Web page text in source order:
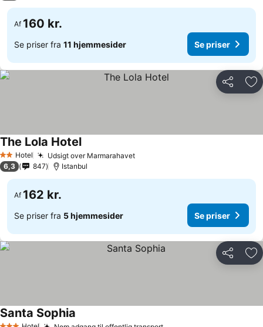
Af 160 kr.
Se priser fra 11 hjemmesider Se priser
Del
2 Stjerner
Hotel Udsigt over MarmarahavetSe priser
The Lola HotelSe priser
6,3 847 Istanbul
Af 162 kr.
Se priser fra 5 hjemmesider Se priser
Del
Santa Sophia